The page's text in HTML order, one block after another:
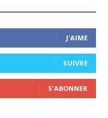
J'AIME
SUIVRE
S'ABONNER